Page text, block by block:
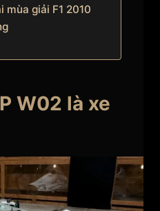
giải F1 2010
W02 là xe